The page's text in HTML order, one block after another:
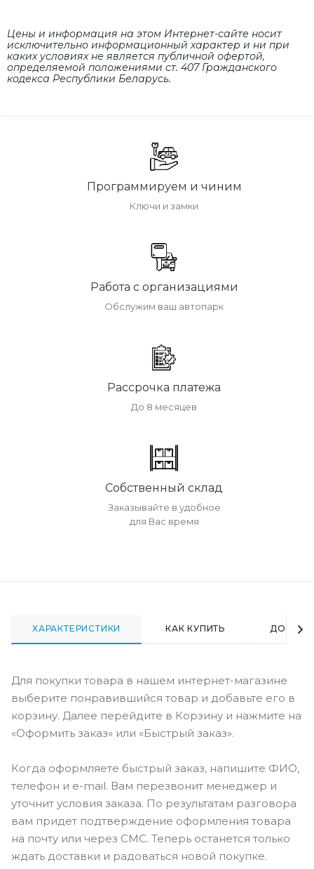
Цены и информация на этом Интернет-сайте носит
исключительно информационный характер и ни при
каких условиях не является публичной офертой,
определяемой положениями cт. 407 Гражданского
кодекса Республики Беларусь.
Программируем и чиним
Ключи и замки
Работа с организациями
Обслужим ваш автопарк
Рассрочка платежа
До 8 месяцев
Собственный склад
Заказывайте в удобное
для Вас время
ХАРАКТЕРИСТИКИ КАК КУПИТЬ
Для покупки товара в нашем интернет-магазине
выберите понравившийся товар и добавьте его в
корзину. Далее перейдите в Корзину и нажмите на
«Оформить заказ» или «Быстрый заказ».
Когда оформляете быстрый заказ, напишите ФИО,
телефон и e-mail. Вам перезвонит менеджер и
уточнит условия заказа. По результатам разговора
вам придет подтверждение оформления товара
на почту или через СМС. Теперь останется только
ждать доставки и радоваться новой покупке.